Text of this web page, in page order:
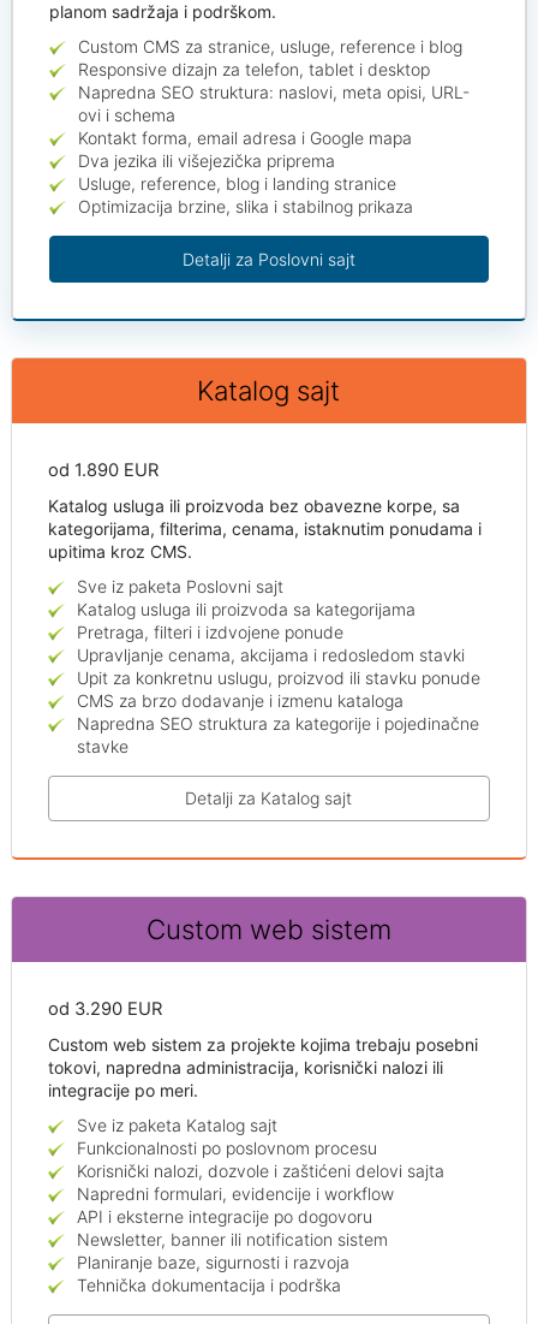
planom sadržaja i podrškom.
Custom CMS za stranice, usluge, reference i blog
Responsive dizajn za telefon, tablet i desktop
Napredna SEO struktura: naslovi, meta opisi, URL-
ovi i schema
Kontakt forma, email adresa i Google mapa
Dva jezika ili višejezička priprema
Usluge, reference, blog i landing stranice
Optimizacija brzine, slika i stabilnog prikaza
Detalji za Poslovni sajt
Katalog sajt
od 1.890 EUR
Katalog usluga ili proizvoda bez obavezne korpe, sa
kategorijama, filterima, cenama, istaknutim ponudama i
upitima kroz CMS.
Sve iz paketa Poslovni sajt
Katalog usluga ili proizvoda sa kategorijama
Pretraga, filteri i izdvojene ponude
Upravljanje cenama, akcijama i redosledom stavki
Upit za konkretnu uslugu, proizvod ili stavku ponude
CMS za brzo dodavanje i izmenu kataloga
Napredna SEO struktura za kategorije i pojedinačne
stavke
Detalji za Katalog sajt
Custom web sistem
od 3.290 EUR
Custom web sistem za projekte kojima trebaju posebni
tokovi, napredna administracija, korisnički nalozi ili
integracije po meri.
Sve iz paketa Katalog sajt
Funkcionalnosti po poslovnom procesu
Korisnički nalozi, dozvole i zaštićeni delovi sajta
Napredni formulari, evidencije i workflow
API i eksterne integracije po dogovoru
Newsletter, banner ili notification sistem
Planiranje baze, sigurnosti i razvoja
Tehnička dokumentacija i podrška